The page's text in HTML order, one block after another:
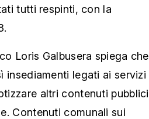
tutti respinti, con la
Loris Galbusera spiega che
insediamenti legati ai servizi
altri contenuti pubblici
Contenuti comunali sui